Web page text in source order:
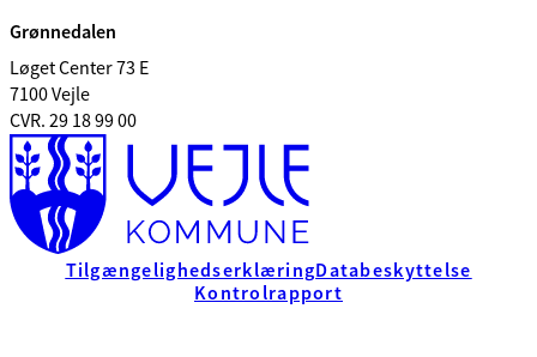
Grønnedalen
Løget Center 73 E
7100 Vejle
CVR. 29 18 99 00
TilgængelighedserklæringDatabeskyttelse
Kontrolrapport